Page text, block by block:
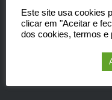
SINTUFSCar -
Administrativos da
CNPJ:
Este site usa cookies
clicar em "Aceitar e
dos cookies, termos e